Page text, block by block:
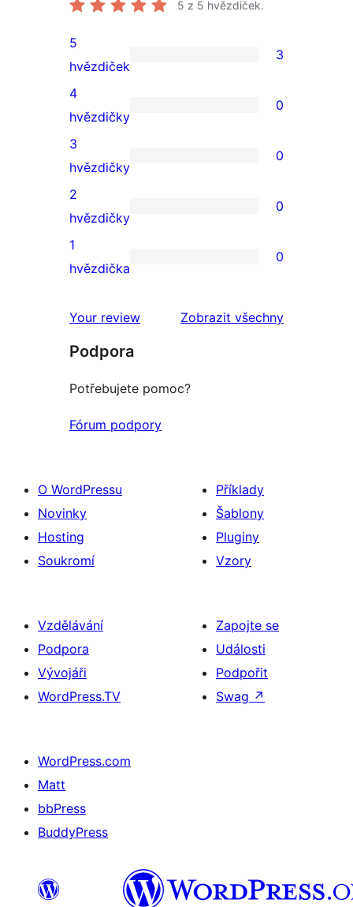
5 z 5 hvězdiček.
3
5hvězdičkové
hodnocení
5
hvězdiček
3
0
4hvězdičkové
hodnocení
4
hvězdičky
0
0
3hvězdičkové
hodnocení
3
hvězdičky
0
0
2hvězdičkové
hodnocení
2
hvězdičky
0
0
hodnocení
1
hvězdička
0
Your review Zobrazit všechnyrecenze
Podpora
Potřebujete pomoc?
Fórum podpory
O WordPressu
Novinky
Hosting
Soukromí
Příklady
Šablony
Pluginy
Vzory
Vzdělávání
Podpora
Vývojáři
WordPress.TV
Zapojte se
Události
Podpořit
Swag ↗
WordPress.com
Matt
bbPress
BuddyPress